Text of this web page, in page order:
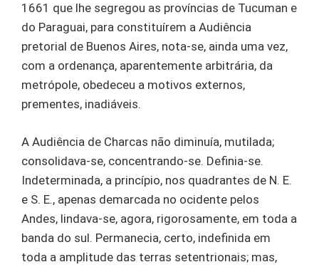
1661 que lhe segregou as províncias de Tucuman e
do Paraguai, para constituírem a Audiência
pretorial de Buenos Aires, nota-se, ainda uma vez,
com a ordenança, aparentemente arbitrária, da
metrópole, obedeceu a motivos externos,
prementes, inadiáveis.
A Audiência de Charcas não diminuía, mutilada;
consolidava-se, concentrando-se. Definia-se.
Indeterminada, a princípio, nos quadrantes de N. E.
e S. E., apenas demarcada no ocidente pelos
Andes, lindava-se, agora, rigorosamente, em toda a
banda do sul. Permanecia, certo, indefinida em
toda a amplitude das terras setentrionais; mas,